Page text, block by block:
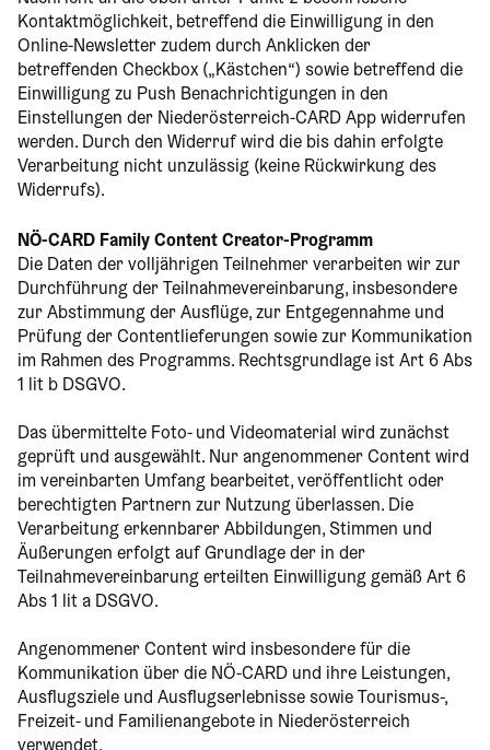
Kontaktmöglichkeit, betreffend die Einwilligung in den
Online-Newsletter zudem durch Anklicken der
betreffenden Checkbox („Kästchen“) sowie betreffend die
Einwilligung zu Push Benachrichtigungen in den
Einstellungen der Niederösterreich-CARD App widerrufen
werden. Durch den Widerruf wird die bis dahin erfolgte
Verarbeitung nicht unzulässig (keine Rückwirkung des
Widerrufs).
NÖ-CARD Family Content Creator-Programm
Die Daten der volljährigen Teilnehmer verarbeiten wir zur
Durchführung der Teilnahmevereinbarung, insbesondere
zur Abstimmung der Ausflüge, zur Entgegennahme und
Prüfung der Contentlieferungen sowie zur Kommunikation
im Rahmen des Programms. Rechtsgrundlage ist Art 6 Abs
1 lit b DSGVO.
Das übermittelte Foto- und Videomaterial wird zunächst
geprüft und ausgewählt. Nur angenommener Content wird
im vereinbarten Umfang bearbeitet, veröffentlicht oder
berechtigten Partnern zur Nutzung überlassen. Die
Verarbeitung erkennbarer Abbildungen, Stimmen und
Äußerungen erfolgt auf Grundlage der in der
Teilnahmevereinbarung erteilten Einwilligung gemäß Art 6
Abs 1 lit a DSGVO.
Angenommener Content wird insbesondere für die
Kommunikation über die NÖ-CARD und ihre Leistungen,
Ausflugsziele und Ausflugserlebnisse sowie Tourismus-,
Freizeit- und Familienangebote in Niederösterreich